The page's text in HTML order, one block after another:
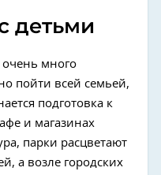
детьми
очень много
пойти всей семьей,
подготовка к
и магазинах
парки расцветают
а возле городских